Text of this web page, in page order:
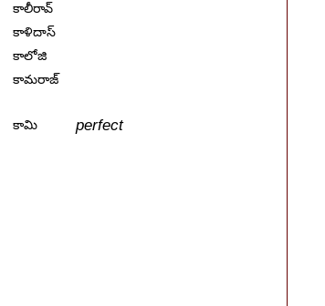
కాలీరావ్
కాళిదాస్
కాలోజి
కామరాజ్
కామి perfect